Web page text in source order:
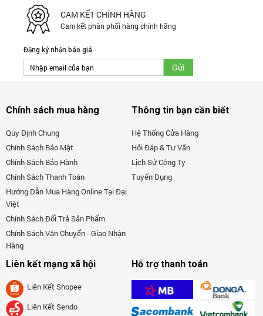
Chất lượng sản phẩm:
đặt Uy tín, chất lượng sản phẩm lên hàng đầu,
không vì cạnh tranh giá cả, lợi nhuận mà làm giảm
đi yếu tố chất lượng mà từ lâu đã dày công tạo dựng
niềm tin ở người tiêu dùng
nhất, người Nhật luôn đầu tư máy móc, trang thiết bị
nhất… Đó cũng chính là lý do vì sao những dòng
sản phẩm mang thương hiệu Nhật luôn có giá thành
cao, tuy nhiên, người tiêu dùng lại có thể hoàn toàn
yên tâm khi lựa chọn những dòng sản phẩm này.
Bản thấm nhuần trong nền giáo dục. Do đó, nếu có
bất kỳ sai sót nào trong sản phẩm, họ sẵn sàng thu
điều này mà nhiều khách hàng hài lòng, tin tưởng và
thấy có sự trách nhiệm của người tạo ra sản phẩm
đối với người tiêu dùng.
CAM KẾT CHÍNH HÃNG
Cam kết phân phối hàng chính hãng
Đăng ký nhận báo giá
Chính sách mua hàng
Quy Định Chung
Chính Sách Bảo Mật
Chính Sách Bảo Hành
Chính Sách Thanh Toán
Hướng Dẫn Mua Hàng Online Tại Đại
Việt
Chính Sách Đổi Trả Sản Phẩm
Chính Sách Vận Chuyển - Giao Nhận
Hàng
Thông tin bạn cần biết
Hệ Thống Cửa Hàng
Hỏi Đáp & Tư Vấn
Lịch Sử Công Ty
Tuyển Dụng
Liên kết mạng xã hội
Liên Kết Shopee
Liên Kết Sendo
Hỗ trợ thanh toán